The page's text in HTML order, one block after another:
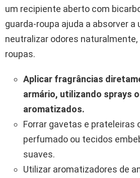
um recipiente aberto com
guarda-roupa ajuda a absorver a
neutralizar odores
roupas.
Aplicar fragrâncias
armário, utilizando sprays
aromatizados.
Forrar gavetas e prateleiras
perfumado ou tecidos
suaves.
Utilizar aromatizadores de